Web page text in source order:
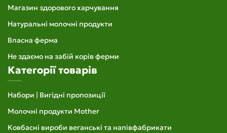
Магазин здорового харчування
Натуральні молочні продукти
Власна ферма
Не здаємо на забій корів ферми
Категорії товарів
Набори | Вигідні пропозиції
Молочні продукти Mother
Ковбасні вироби веганські та напівфабрикати